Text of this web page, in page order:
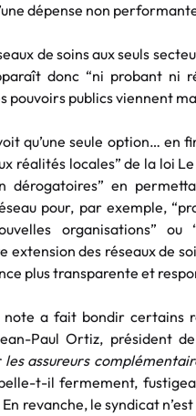
dépense non
de soins aux seuls
donc “ni probant
pouvoirs publics viennent
qu’une seule option… en
réalités locales” de la loi
dérogatoires” en
pour, par exemple,
organisations”
extension des réseaux de
plus transparente et
note a fait bondir certains
Paul Ortiz, président
assureurs
t-il fermement,
revanche, le syndicat